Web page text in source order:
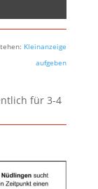
Kleinanzeige
aufgeben
für 3-4